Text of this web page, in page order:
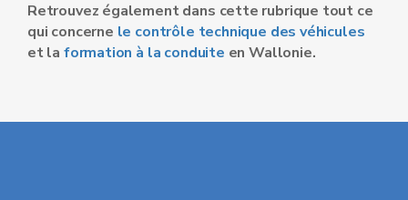
Retrouvez également dans cette rubrique tout ce
qui concerne le contrôle technique des véhicules
et la formation à la conduite en Wallonie.